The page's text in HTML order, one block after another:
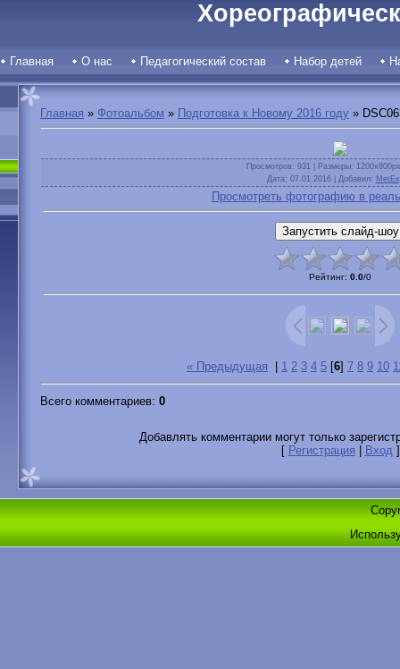
Главная О нас Педагогический состав Набор детей
Главная » Фотоальбом » Подготовка к Новому 2016 году »
Просмотров: 931 | Размеры:
Дата: 07.01.2016 | Добавил:
Просмотреть фотографию в
Рейтинг: 0.0/0
« Предыдущая 1 2 3 4 5 [6] 7 8 9 10
Всего комментариев: 0
Добавлять комментарии могут только
[ Регистрация Вход]